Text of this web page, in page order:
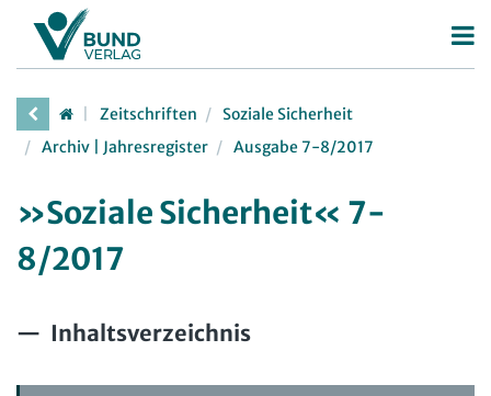
Betriebsrat
Betriebsratswahl
Mitbestimmung
Arbeitsschutz
Deutscher Betriebsrätepreis
Personalrat
Personalratsarbeit
Personalvertretungsrecht
Arbeitsschutz
Beschäftigtendatenschutz
Arbeit in der SBV
MAV
Arbeit in der MAV
Bücher
Zeitschriften
Soziale Sicherheit
Archiv | Jahresregister
Ausgabe 7-8/2017
»Soziale Sicherheit« 7-
8/2017
Inhaltsverzeichnis